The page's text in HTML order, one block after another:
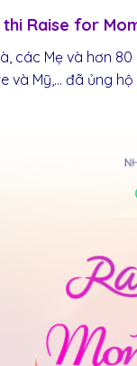
Raise for
các Mẹ và hơn
và Mỹ,… đã ủng